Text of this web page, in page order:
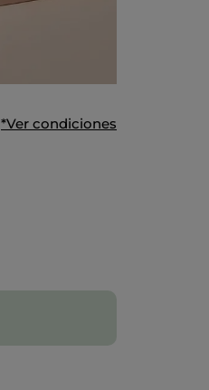
*Ver condiciones